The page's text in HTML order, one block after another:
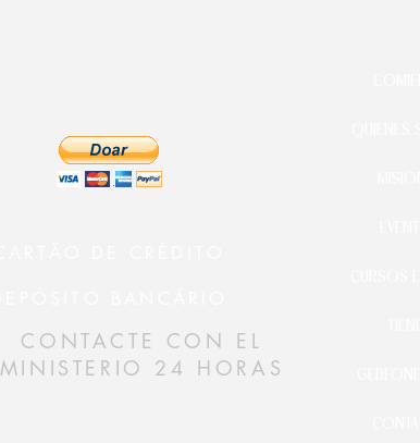
CONTACTE CON EL
MINISTERIO 24 HORAS